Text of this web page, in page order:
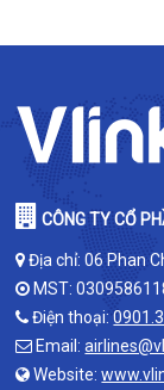
CÔNG TY CỔ
Địa chỉ: 06 Phan
MST:
Điện thoại:
Email:
Website: